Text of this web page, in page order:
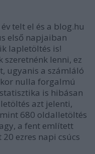
telt el és a blog.hu
első napjaiban
lapletöltés is!
lenni, ez
ugyanis a számláló
nulla forgalmú
is hibásan
azt jelenti,
680 oldalletöltés
a fent említett
ezres napi csúcs